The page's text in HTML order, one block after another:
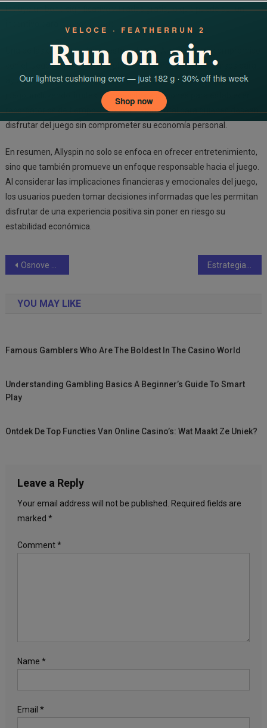
incluye un bono significativo y tiradas gratis, lo que puede ser un
Una de las características destacadas de Allyspin es su compromiso
con el juego responsable. La plataforma proporciona recursos para
ayudar a los jugadores a mantener el control de su actividad de
juego, incluyendo límites de depósitos y opciones para establecer
recordatorios de tiempo. Esto es fundamental para quienes desean
disfrutar del juego sin comprometer su economía personal.
En resumen, Allyspin no solo se enfoca en ofrecer entretenimiento,
sino que también promueve un enfoque responsable hacia el juego.
Al considerar las implicaciones financieras y emocionales del juego,
los usuarios pueden tomar decisiones informadas que les permitan
disfrutar de una experiencia positiva sin poner en riesgo su
estabilidad económica.
Post
Osnove kockanja Kako započeti put prema uspjehu
YOU MAY LIKE
Famous Gamblers Who Are The Boldest In The Casino World
Understanding Gambling Basics A Beginner’s Guide To Smart
Play
Ontdek De Top Functies Van Online Casino’s: Wat Maakt Ze Uniek?
Leave a Reply
Your email address will not be published.
Required fields are
marked *
Comment*
Name *
Email *